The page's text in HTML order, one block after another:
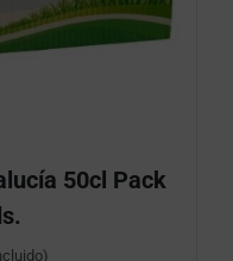
50cl Pack